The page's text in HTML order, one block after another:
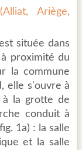
Ariège,
située dans
à proximité du
la commune
elle s'ouvre à
la grotte de
conduit à
1a) : la salle
et la salle